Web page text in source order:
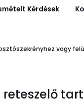
Kérdések
vagy